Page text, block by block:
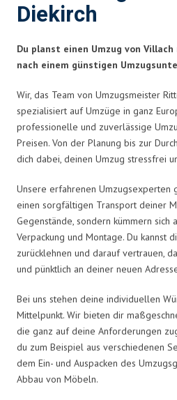
Diekirch
Du planst einen Umzug von
nach einem günstigen
Wir, das Team von Umzugsmeister
spezialisiert auf Umzüge in ganz
professionelle und zuverlässige
Preisen. Von der Planung bis zur
dich dabei, deinen Umzug stressfrei
Unsere erfahrenen Umzugsexperten
einen sorgfältigen Transport deiner
Gegenstände, sondern kümmern sich
Verpackung und Montage. Du kannst
zurücklehnen und darauf vertrauen,
und pünktlich an deiner neuen
Bei uns stehen deine individuellen
Mittelpunkt. Wir bieten dir
die ganz auf deine Anforderungen
du zum Beispiel aus verschiedenen
dem Ein- und Auspacken des
Abbau von Möbeln.